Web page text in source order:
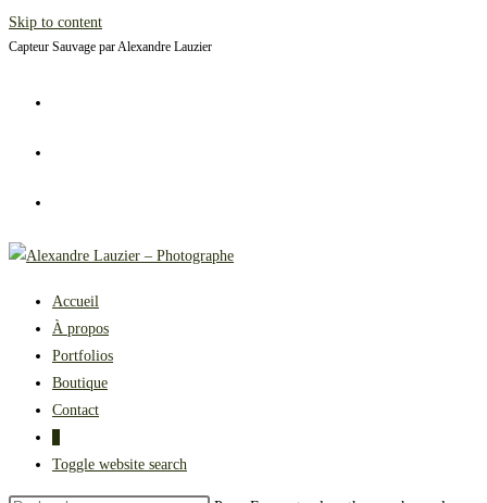
Skip to content
Capteur Sauvage par Alexandre Lauzier
Accueil
À propos
Portfolios
Boutique
Contact
Toggle website search